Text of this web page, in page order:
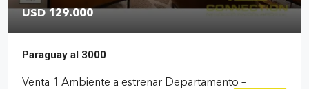
USD 129.000
Paraguay al 3000
Venta 1 Ambiente a estrenar Departamento –